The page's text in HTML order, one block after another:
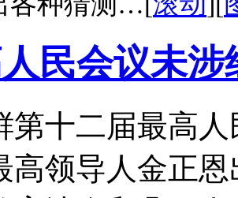
民会议未
二届最高人
高领导人金正